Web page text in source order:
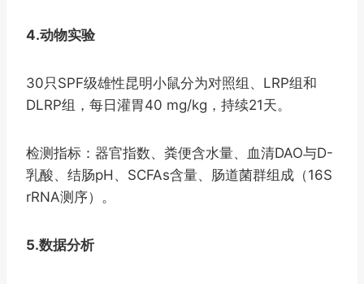
4.动物实验
30只SPF级雄性昆明小鼠分为对照组、LRP组和
DLRP组，每日灌胃40 mg/kg，持续21天。
检测指标：器官指数、粪便含水量、血清DAO与D-
乳酸、结肠pH、SCFAs含量、肠道菌群组成（16S
rRNA测序）。
5.数据分析